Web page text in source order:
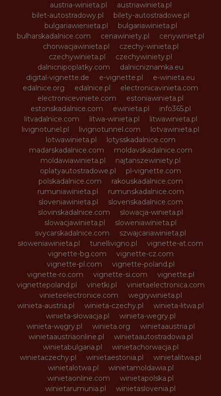
austria-winieta.pl
austriawinieta.pl
bilet-autostradowy.pl
bilety-autostradowe.pl
bulgariawienieta.pl
bulgariawinieta.pl
bulharskadalnice.com
cenawiniety.pl
cenywiniet.pl
chorwacjawinieta.pl
czechy-winieta.pl
czechywinieta.pl
czechywiniety.pl
dalnicnipoplatky.com
dalnicniznamka.eu
digital-vignette.de
e-vignette.pl
e-winieta.eu
edalnice.org
edalnice.pl
electronicavinieta.com
electroniceviniete.com
estoniawinieta.pl
estonskadalnice.com
ewinieta.pl
info365.pl
litvadalnice.com
litwa-winieta.pl
litwawinieta.pl
livignotunel.pl
livignotunnel.com
lotvawinieta.pl
lotwawinieta.pl
lotysskadalnice.com
madarskadalnice.com
moldavskadalnice.com
moldawiawinieta.pl
najtanszewiniety.pl
oplatyautostradowe.pl
pl-vignette.com
polskadalnice.com
rakouskadalnice.com
rumuniawinieta.pl
rumunskadalnice.com
sloveniawinieta.pl
slovenskadalnice.com
slovinskadalnice.com
slowacja-winieta.pl
slowacjawinieta.pl
sloweniawinieta.pl
svycarskadalnice.com
szwajcariawinieta.pl
słoweniawinieta.pl
tunellivigno.pl
vignette-at.com
vignette-bg.com
vignette-cz.com
vignette-pl.com
vignette-poland.pl
vignette-ro.com
vignette-si.com
vignette.pl
vignettepoland.pl
vinetki.pl
vinietaelectronica.com
vinieteelectronice.com
wegrywinieta.pl
winieta-austria.pl
winieta-czechy.pl
winieta-litwa.pl
winieta-słowacja.pl
winieta-wegry.pl
winieta-węgry.pl
winieta.org
winietaaustria.pl
winietaaustriaonline.pl
winietaautostradowa.pl
winietabulgaria.pl
winietachorwacja.pl
winietaczechy.pl
winietaestonia.pl
winietalitwa.pl
winietalotwa.pl
winietamoldawia.pl
winietaonline.com
winietapolska.pl
winietarumunia.pl
winietaslovenia.pl